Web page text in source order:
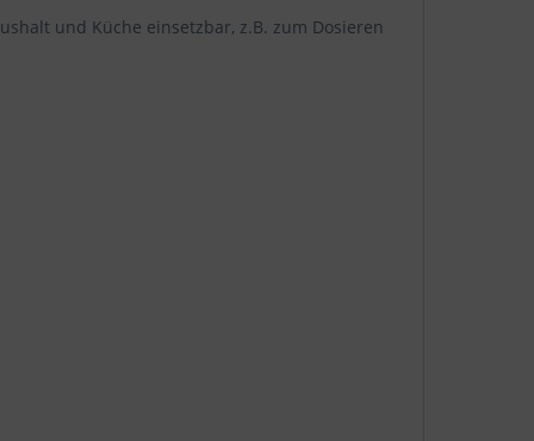
und Küche einsetzbar, z.B. zum Dosieren